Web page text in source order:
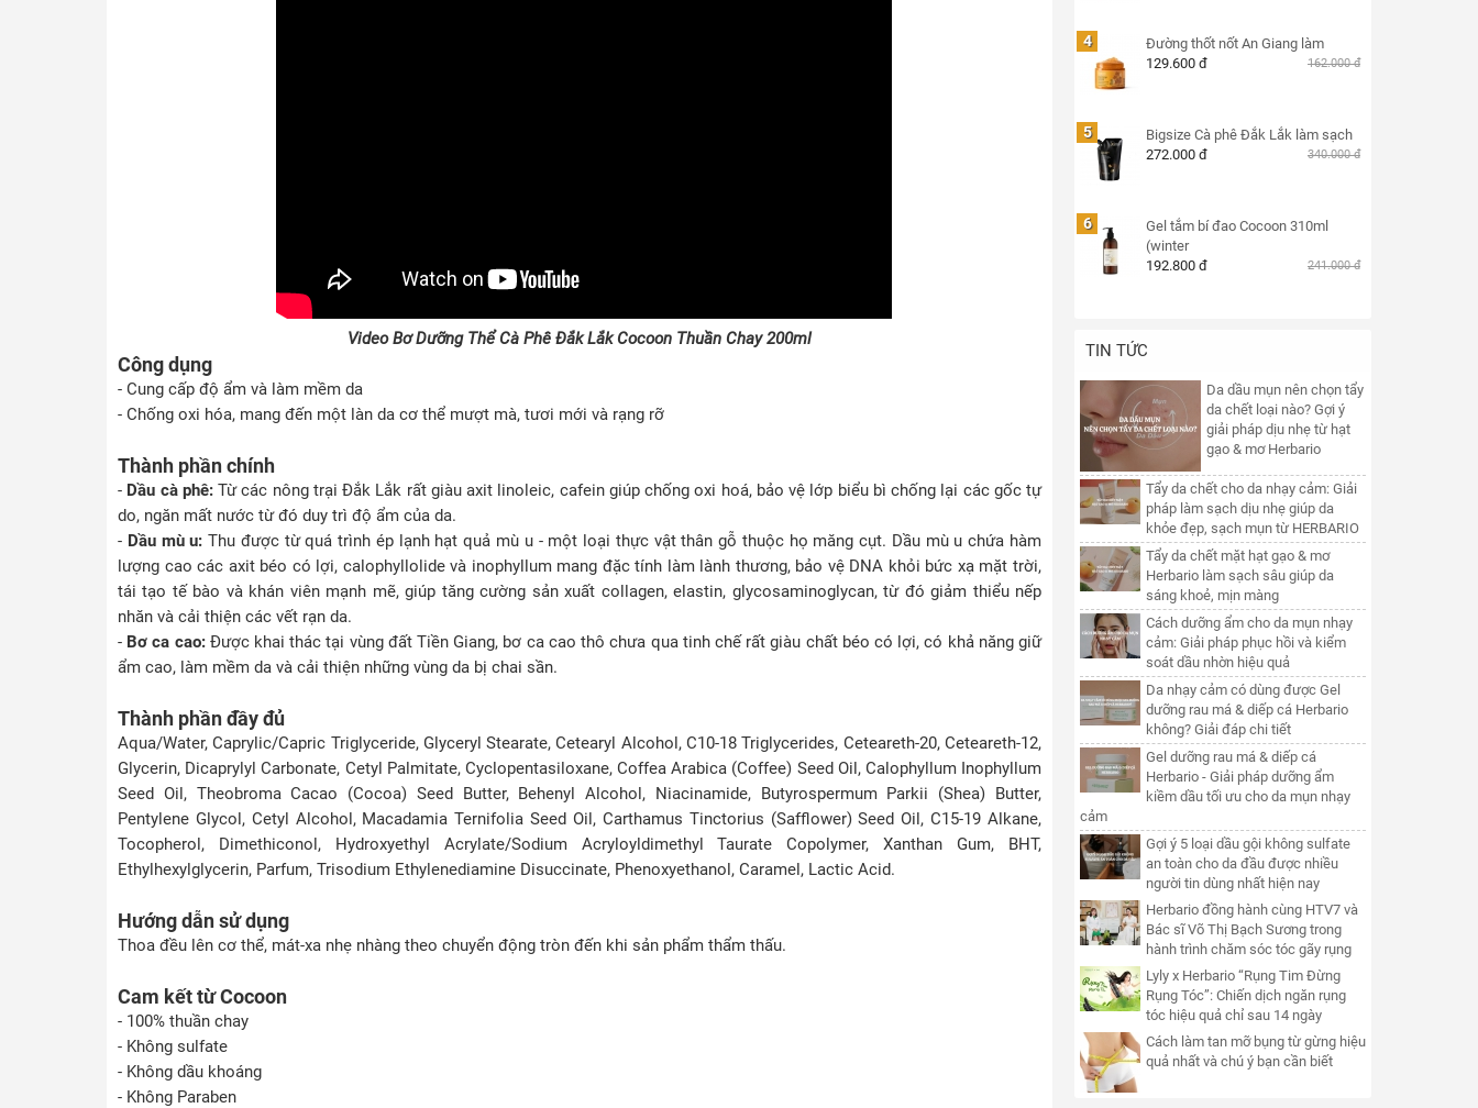
Video Bơ Dưỡng Thể Cà Phê Đắk Lắk Cocoon Thuần Chay 200ml
Công dụng
- Cung cấp độ ẩm và làm mềm da
- Chống oxi hóa, mang đến một làn da cơ thể mượt mà, tươi mới và rạng rỡ
Thành phần chính
- Dầu cà phê:Từ các nông trại Đắk Lắk rất giàu axit linoleic, cafein giúp chống oxi hoá, bảo vệ lớp biểu bì chống lại các gốc tự
do, ngăn mất nước từ đó duy trì độ ẩm của da.
- Dầu mù u:Thu được từ quá trình ép lạnh hạt quả mù u - một loại thực vật thân gỗ thuộc họ măng cụt. Dầu mù u chứa hàm
lượng cao các axit béo có lợi, calophyllolide và inophyllum mang đặc tính làm lành thương, bảo vệ DNA khỏi bức xạ mặt trời,
tái tạo tế bào và khán viên mạnh mẽ, giúp tăng cường sản xuất collagen, elastin, glycosaminoglycan, từ đó giảm thiểu nếp
nhăn và cải thiện các vết rạn da.
- Bơ ca cao: Được khai thác tại vùng đất Tiền Giang, bơ ca cao thô chưa qua tinh chế rất giàu chất béo có lợi, có khả năng giữ
ẩm cao, làm mềm da và cải thiện những vùng da bị chai sần.
Thành phần đầy đủ
Aqua/Water, Caprylic/Capric Triglyceride, Glyceryl Stearate, Cetearyl Alcohol, C10-18 Triglycerides, Ceteareth-20, Ceteareth-12,
Glycerin, Dicaprylyl Carbonate, Cetyl Palmitate, Cyclopentasiloxane, Coffea Arabica (Coffee) Seed Oil, Calophyllum Inophyllum
Seed Oil, Theobroma Cacao (Cocoa) Seed Butter, Behenyl Alcohol, Niacinamide, Butyrospermum Parkii (Shea) Butter,
Pentylene Glycol, Cetyl Alcohol, Macadamia Ternifolia Seed Oil, Carthamus Tinctorius (Safflower) Seed Oil, C15-19 Alkane,
Tocopherol, Dimethiconol, Hydroxyethyl Acrylate/Sodium Acryloyldimethyl Taurate Copolymer, Xanthan Gum, BHT,
Ethylhexylglycerin, Parfum, Trisodium Ethylenediamine Disuccinate, Phenoxyethanol, Caramel, Lactic Acid.
Hướng dẫn sử dụng
Thoa đều lên cơ thể, mát-xa nhẹ nhàng theo chuyển động tròn đến khi sản phẩm thẩm thấu.
Cam kết từ Cocoon
- 100% thuần chay
- Không sulfate
- Không dầu khoáng
- Không Paraben
4
Đường thốt nốt An Giang làm
129.600 đ
162.000 đ
5
Bigsize Cà phê Đắk Lắk làm sạch
272.000 đ
340.000 đ
6
Gel tắm bí đao Cocoon 310ml
(winter
192.800 đ
241.000 đ
TIN TỨC
Da dầu mụn nên chọn tẩy
da chết loại nào? Gợi ý
giải pháp dịu nhẹ từ hạt
gạo & mơ Herbario
Tẩy da chết cho da nhạy cảm: Giải
pháp làm sạch dịu nhẹ giúp da
khỏe đẹp, sạch mụn từ HERBARIO
Tẩy da chết mặt hạt gạo & mơ
Herbario làm sạch sâu giúp da
sáng khoẻ, mịn màng
Cách dưỡng ẩm cho da mụn nhạy
cảm: Giải pháp phục hồi và kiểm
soát dầu nhờn hiệu quả
Da nhạy cảm có dùng được Gel
dưỡng rau má & diếp cá Herbario
không? Giải đáp chi tiết
Gel dưỡng rau má & diếp cá
Herbario - Giải pháp dưỡng ẩm
kiềm dầu tối ưu cho da mụn nhạy
cảm
Gợi ý 5 loại dầu gội không sulfate
an toàn cho da đầu được nhiều
người tin dùng nhất hiện nay
Herbario đồng hành cùng HTV7 và
Bác sĩ Võ Thị Bạch Sương trong
hành trình chăm sóc tóc gãy rụng
Lyly x Herbario “Rụng Tim Đừng
Rụng Tóc”: Chiến dịch ngăn rụng
tóc hiệu quả chỉ sau 14 ngày
Cách làm tan mỡ bụng từ gừng hiệu
quả nhất và chú ý bạn cần biết